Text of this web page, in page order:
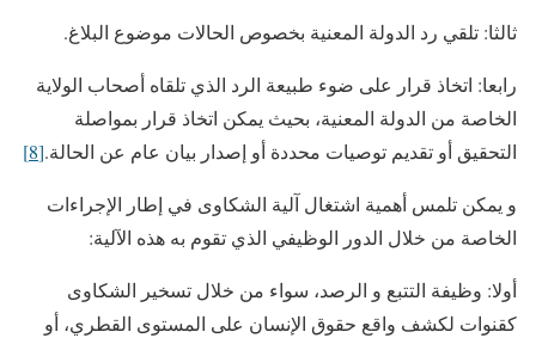
ثالثا: تلقي رد الدولة المعنية بخصوص الحالات موضوع البلاغ.
رابعا: اتخاذ قرار على ضوء طبيعة الرد الذي تلقاه أصحاب الولاية
الخاصة من الدولة المعنية، بحيث يمكن اتخاذ قرار بمواصلة
التحقيق أو تقديم توصيات محددة أو إصدار بيان عام عن الحالة.[8]
و يمكن تلمس أهمية اشتغال آلية الشكاوى في إطار الإجراءات
الخاصة من خلال الدور الوظيفي الذي تقوم به هذه الآلية:
أولا: وظيفة التتبع و الرصد، سواء من خلال تسخير الشكاوى
كقنوات لكشف واقع حقوق الإنسان على المستوى القطري، أو